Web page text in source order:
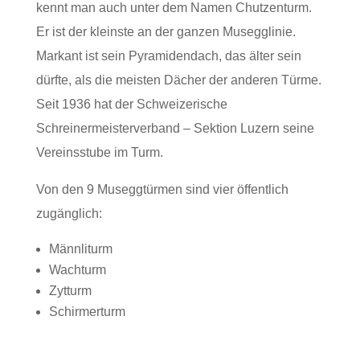
kennt man auch unter dem Namen Chutzenturm.
Er ist der kleinste an der ganzen Musegglinie.
Markant ist sein Pyramidendach, das älter sein
dürfte, als die meisten Dächer der anderen Türme.
Seit 1936 hat der Schweizerische
Schreinermeisterverband – Sektion Luzern seine
Vereinsstube im Turm.
Von den 9 Museggtürmen sind vier öffentlich
zugänglich:
Männliturm
Wachturm
Zytturm
Schirmerturm